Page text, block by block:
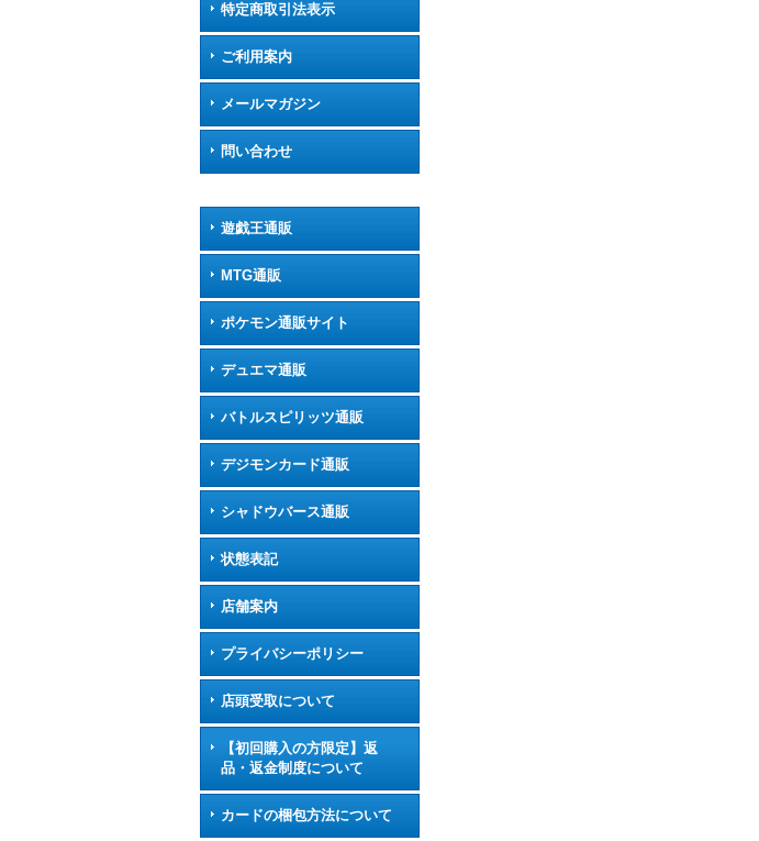
特定商取引法表示
ご利用案内
メールマガジン
問い合わせ
遊戯王通販
MTG通販
ポケモン通販サイト
デュエマ通販
バトルスピリッツ通販
デジモンカード通販
シャドウバース通販
状態表記
店舗案内
プライバシーポリシー
店頭受取について
【初回購入の方限定】返
品・返金制度について
カードの梱包方法について